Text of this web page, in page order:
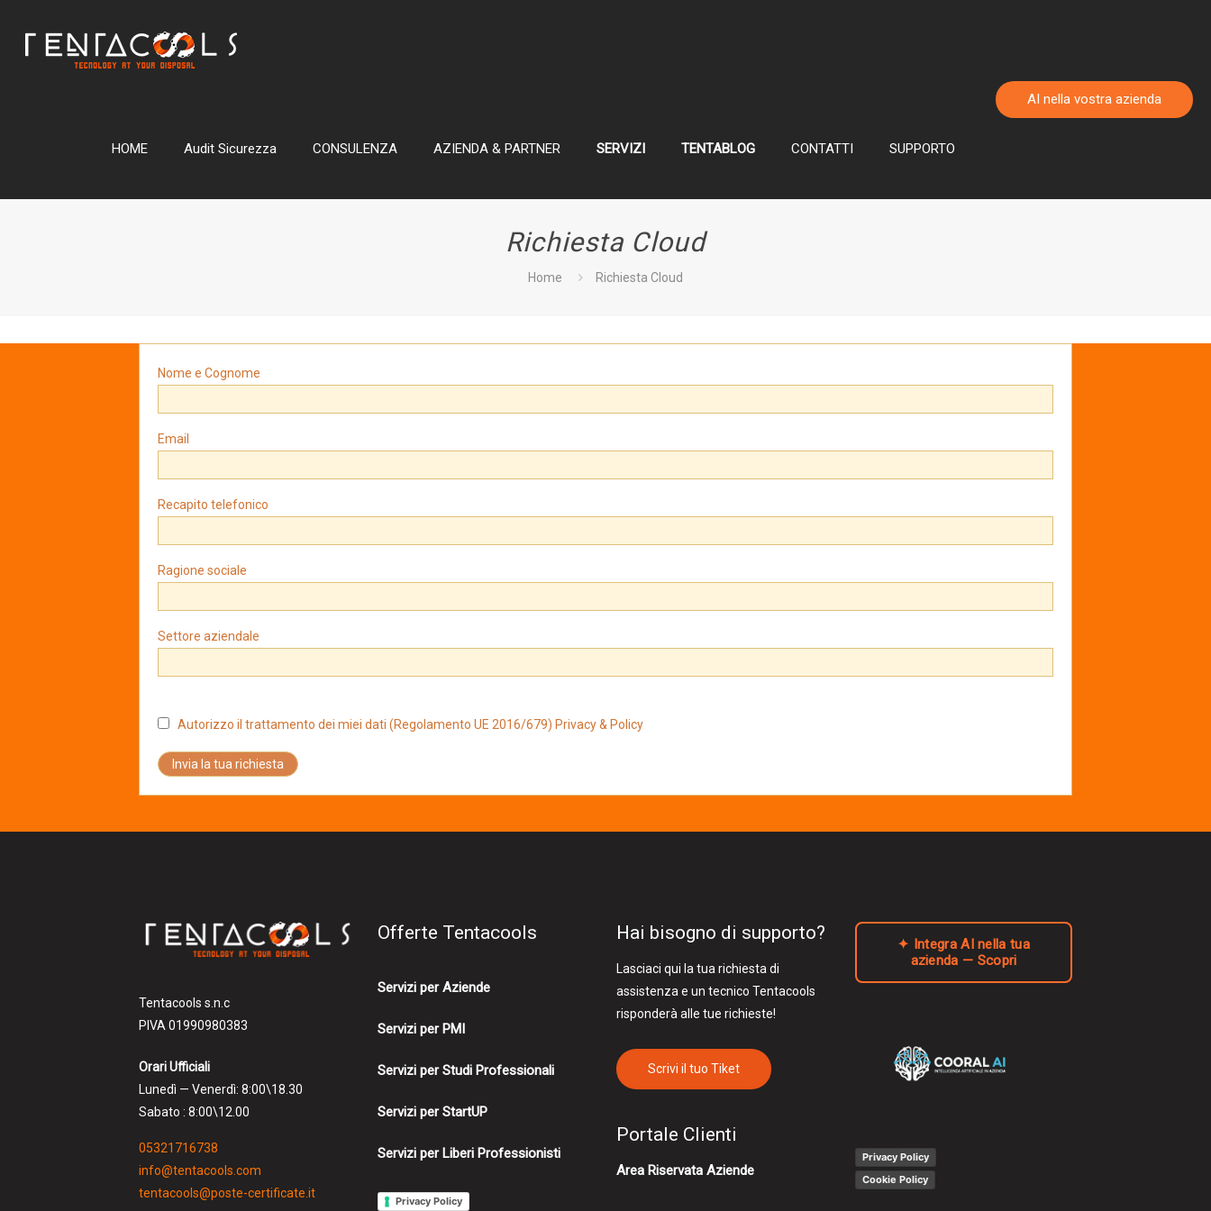
HOME Audit Sicurezza CONSULENZA AZIENDA & PARTNER SERVIZI TENTABLOG CONTATTI SUPPORTO
AI nella vostra azienda
Richiesta Cloud
Home Richiesta Cloud
Nome e Cognome
Email
Recapito telefonico
Ragione sociale
Settore aziendale
Autorizzo il trattamento dei miei dati (Regolamento UE 2016/679) Privacy & Policy
Tentacools s.n.c
PIVA 01990980383
Orari Ufficiali
Lunedì — Venerdì: 8:00\18.30
Sabato : 8:00\12.00
05321716738
info@tentacools.com
tentacools@poste-certificate.it
Offerte Tentacools
Servizi per Aziende
Servizi per PMI
Servizi per Studi Professionali
Servizi per StartUP
Servizi per Liberi Professionisti
Privacy Policy
Hai bisogno di supporto?
Lasciaci qui la tua richiesta di
assistenza e un tecnico Tentacools
risponderà alle tue richieste!
Scrivi il tuo Tiket
Portale Clienti
Area Riservata Aziende
✦ Integra AI nella tua
azienda — Scopri
Privacy Policy
Cookie Policy